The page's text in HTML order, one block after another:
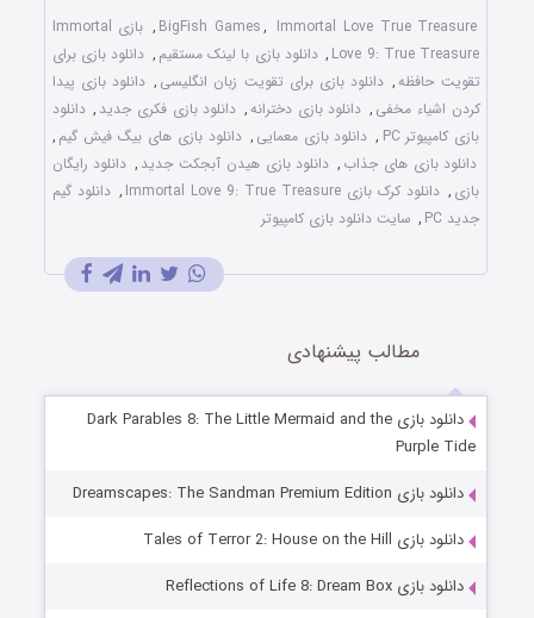
BigFish Games, Immortal Love True Treasure
,
بازی Immortal
Love 9: True Treasure
, دانلود بازی با لينک مستقيم , دانلود بازی برای
تقويت حافظه, دانلود بازی برای تقويت زبان انگليسی , دانلود بازی پيدا
کردن اشياء مخفی , دانلود بازی دخترانه, دانلود بازی فکری جديد , دانلود
بازی کامپيوتر PC
, دانلود بازی معمايی , دانلود بازی های بيگ فيش گيم ,
دانلود بازی های جذاب , دانلود بازی هيدن آبجکت جديد , دانلود رايگان
بازی , دانلود کرک بازی Immortal Love 9: True Treasure , دانلود گيم
جديد PC
, سايت دانلود بازی کامپيوتر
مطالب پیشنهادی
دانلود بازی Dark Parables 8: The Little Mermaid and the
Purple Tide
دانلود بازی Dreamscapes: The Sandman Premium Edition
دانلود بازی Tales of Terror 2: House on the Hill
دانلود بازی Reflections of Life 8: Dream Box